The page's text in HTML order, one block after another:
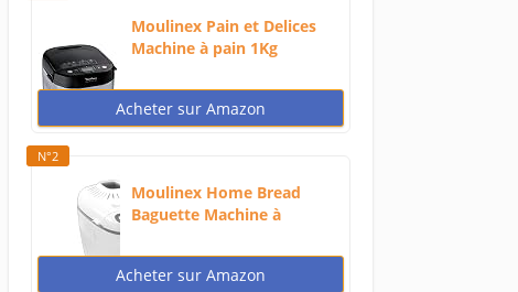
Moulinex Pain et Delices
Machine à pain 1Kg
Acheter sur Amazon
N°2
Moulinex Home Bread
Baguette Machine à
Acheter sur Amazon